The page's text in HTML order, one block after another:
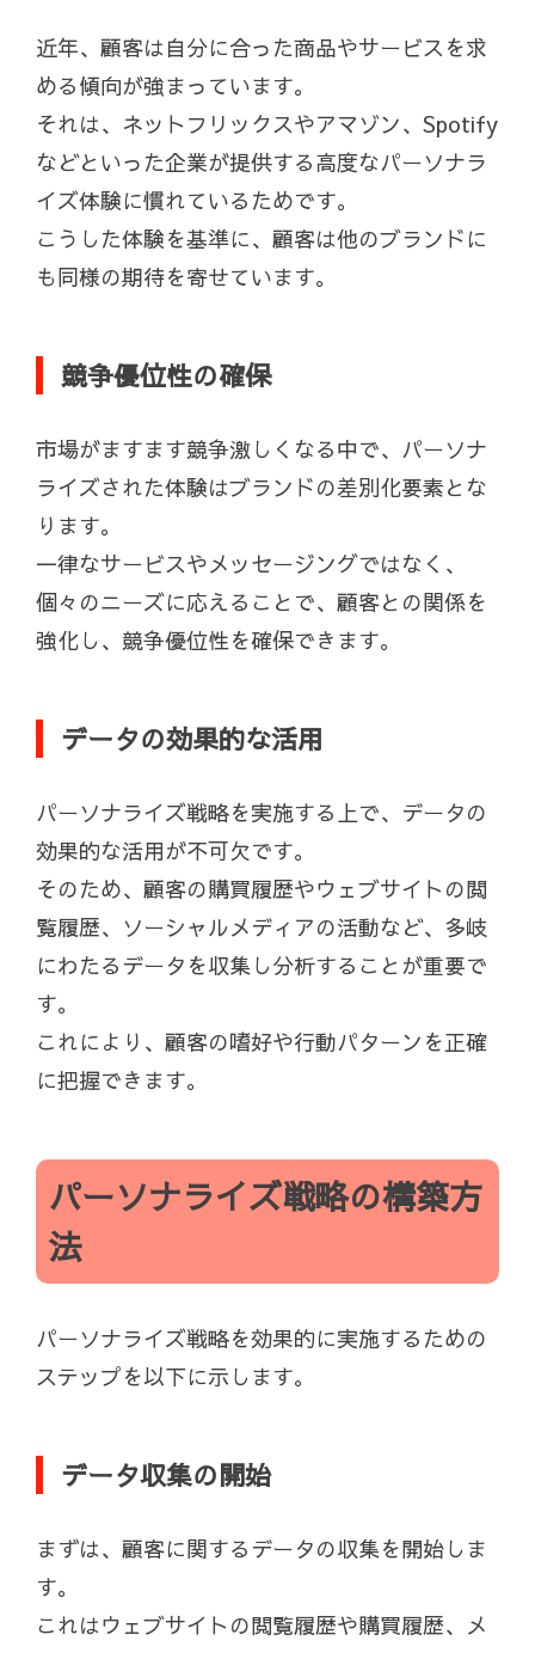
近年、顧客は自分に合った商品やサービスを求
める傾向が強まっています。
それは、ネットフリックスやアマゾン、Spotify
などといった企業が提供する高度なパーソナラ
イズ体験に慣れているためです。
こうした体験を基準に、顧客は他のブランドに
も同様の期待を寄せています。
競争優位性の確保
市場がますます競争激しくなる中で、パーソナ
ライズされた体験はブランドの差別化要素とな
ります。
一律なサービスやメッセージングではなく、
個々のニーズに応えることで、顧客との関係を
強化し、競争優位性を確保できます。
データの効果的な活用
パーソナライズ戦略を実施する上で、データの
効果的な活用が不可欠です。
そのため、顧客の購買履歴やウェブサイトの閲
覧履歴、ソーシャルメディアの活動など、多岐
にわたるデータを収集し分析することが重要で
す。
これにより、顧客の嗜好や行動パターンを正確
に把握できます。
パーソナライズ戦略の構築方
法
パーソナライズ戦略を効果的に実施するための
ステップを以下に示します。
データ収集の開始
まずは、顧客に関するデータの収集を開始しま
す。
これはウェブサイトの閲覧履歴や購買履歴、メ